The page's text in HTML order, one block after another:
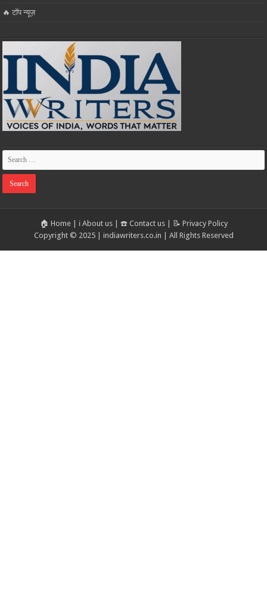
🔥 टॉप न्यूज़
🏠 Home| ℹ️ About us| ☎️ Contact us| 📝 Privacy Policy
Copyright © 2025 | indiawriters.co.in | All Rights Reserved